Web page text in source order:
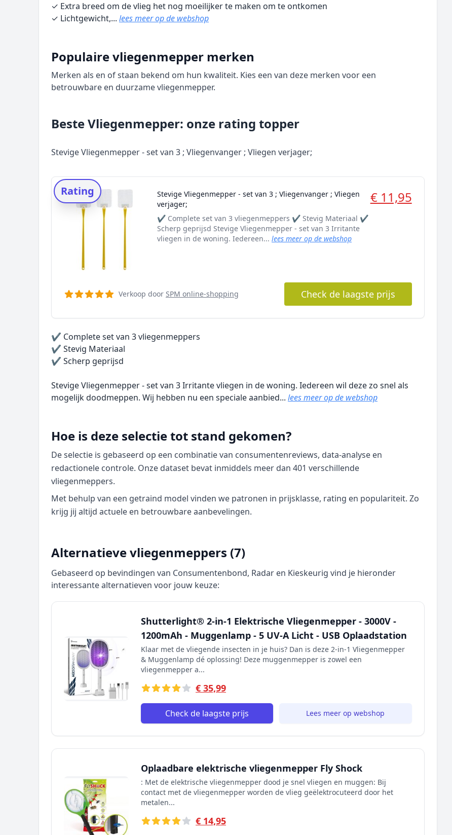
✓ Extra breed om de vlieg het nog moeilijker te maken om te ontkomen
✓ Lichtgewicht,... lees meer op de webshop
Populaire vliegenmepper merken
Merken als en of staan bekend om hun kwaliteit. Kies een van deze merken voor een
betrouwbare en duurzame vliegenmepper.
Beste Vliegenmepper: onze rating topper
Stevige Vliegenmepper - set van 3 ; Vliegenvanger ; Vliegen verjager;
Rating
Stevige Vliegenmepper - set van 3 ; Vliegenvanger ; Vliegen
verjager;
€ 11,95
✔️ Complete set van 3 vliegenmeppers ✔️ Stevig Materiaal ✔️
Scherp geprijsd Stevige Vliegenmepper - set van 3 Irritante
vliegen in de woning. Iedereen... lees meer op de webshop
Verkoop door SPM online-shopping Check de laagste prijs
✔️ Complete set van 3 vliegenmeppers
✔️ Stevig Materiaal
✔️ Scherp geprijsd
Stevige Vliegenmepper - set van 3 Irritante vliegen in de woning. Iedereen wil deze zo snel als
mogelijk doodmeppen. Wij hebben nu een speciale aanbied... lees meer op de webshop
Hoe is deze selectie tot stand gekomen?
De selectie is gebaseerd op een combinatie van consumentenreviews, data‑analyse en
redactionele controle. Onze dataset bevat inmiddels meer dan 401 verschillende
vliegenmeppers.
Met behulp van een getraind model vinden we patronen in prijsklasse, rating en populariteit. Zo
krijg jij altijd actuele en betrouwbare aanbevelingen.
Alternatieve vliegenmeppers (7)
Gebaseerd op bevindingen van Consumentenbond, Radar en Kieskeurig vind je hieronder
interessante alternatieven voor jouw keuze:
Shutterlight® 2-in-1 Elektrische Vliegenmepper - 3000V -
1200mAh - Muggenlamp - 5 UV-A Licht - USB Oplaadstation
Klaar met de vliegende insecten in je huis? Dan is deze 2-in-1 Vliegenmepper
& Muggenlamp dé oplossing! Deze muggenmepper is zowel een
vliegenmepper a...
€ 35,99
Check de laagste prijs Lees meer op webshop
Oplaadbare elektrische vliegenmepper Fly Shock
: Met de elektrische vliegenmepper dood je snel vliegen en muggen: Bij
contact met de vliegenmepper worden de vlieg geëlektrocuteerd door het
metalen...
€ 14,95